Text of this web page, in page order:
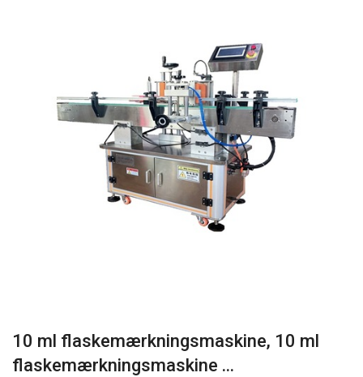
10 ml flaskemærkningsmaskine, 10 ml
flaskemærkningsmaskine ...